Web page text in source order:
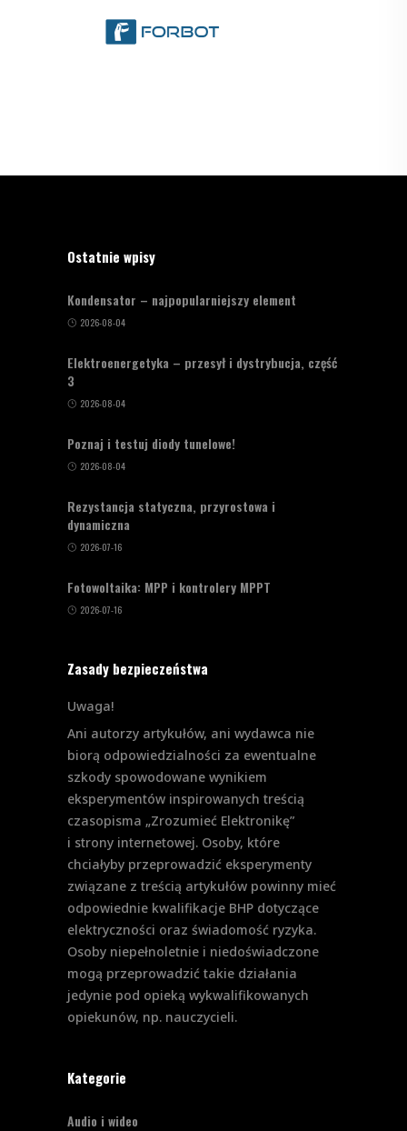
Ostatnie wpisy
Kondensator – najpopularniejszy element
2026-08-04
Elektroenergetyka – przesył i dystrybucja, część
3
2026-08-04
Poznaj i testuj diody tunelowe!
2026-08-04
Rezystancja statyczna, przyrostowa i
dynamiczna
2026-07-16
Fotowoltaika: MPP i kontrolery MPPT
2026-07-16
Zasady bezpieczeństwa
Uwaga!
Ani autorzy artykułów, ani wydawca nie
biorą odpowiedzialności za ewentualne
szkody spowodowane wynikiem
eksperymentów inspirowanych treścią
czasopisma „Zrozumieć Elektronikę”
i strony internetowej. Osoby, które
chciałyby przeprowadzić eksperymenty
związane z treścią artykułów powinny mieć
odpowiednie kwalifikacje BHP dotyczące
elektryczności oraz świadomość ryzyka.
Osoby niepełnoletnie i niedoświadczone
mogą przeprowadzić takie działania
jedynie pod opieką wykwalifikowanych
opiekunów, np. nauczycieli.
Kategorie
Audio i wideo